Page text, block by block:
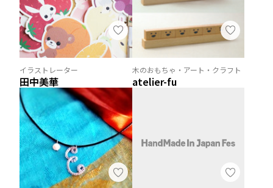
イラストレーター
田中美華
木のおもちゃ・アート・クラフト
atelier-fu